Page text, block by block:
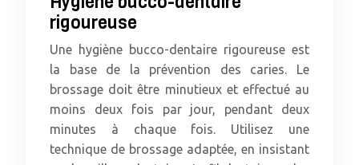
rigoureuse
Une hygiène bucco-dentaire rigoureuse est
la base de la prévention des caries. Le
brossage doit être minutieux et effectué au
moins deux fois par jour, pendant deux
minutes à chaque fois. Utilisez une
technique de brossage adaptée, en insistant